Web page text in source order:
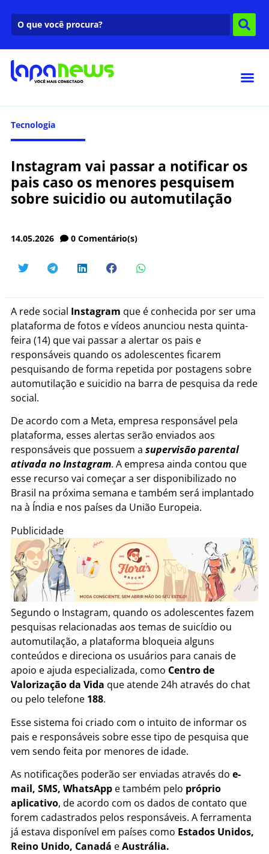
Tecnologia
Instagram vai passar a notificar os
pais caso os menores pesquisem
sobre suicidio ou automutilação
14.05.2026 0 Comentário(s)
A rede social Instagram que é conhecida por ser uma
plataforma de fotos e vídeos anunciou nesta quinta-
feira (14) que vai passar a alertar os pais e
responsáveis quando os adolescentes ficarem
pesquisando de forma repetida por postagens sobre
automutilação e suicidio na barra de pesquisa da rede
social.
De acordo com a Meta, empresa responsável pela
plataforma, esses alertas serão enviados aos
responsáveis que possuem a supervisão parental
ativada no Instagram. A empresa ainda contou que
esse recurso vai começar a ser disponibilizado no
Brasil na próxima semana e também será implantado
na à Índia e nos países da União Europeia.
Publicidade
Segundo o Instagram, quando os adolescentes fazem
pesquisas relacionadas aos temas de suicídio ou
automutilação, a plataforma bloqueia alguns
conteúdos e direciona os usuários para canais de
apoio e ajuda especializada, como Centro de
Valorização da Vida que atende 24h através do chat
ou pelo telefone 188.
Esse sistema foi criado com o intuito de informar os
pais e responsáveis sobre esse tipo de pesquisa que
vem sendo feita por menores de idade.
As notificações poderão ser enviadas através do e-
mail, SMS, WhatsApp e também pelo próprio
aplicativo, de acordo com os dados de contato que
forem cadastrados pelos responsáveis. A ferramenta
já estava disponível em países como Estados Unidos,
Reino Unido, Canadá eAustrália.